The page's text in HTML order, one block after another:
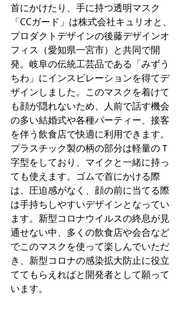
首にかけたり、手に持つ透明マスク
「CCガード」は株式会社キュリオと、
プロダクトデザインの後藤デザインオ
フィス（愛知県⼀宮市）と共同で開
発。岐阜の伝統工芸品である「みずう
ちわ」にインスピレーションを得てデ
ザインしました。このマスクを着けて
も顔が隠れないため、人前で話す機会
の多い結婚式や各種パーティー、接客
を伴う飲食店で快適に利用できます。
プラスチック製の柄の部分は軽量のＴ
字型をしており、マイクと一緒に持っ
ても使えます。ゴムで首にかける際
は、圧迫感がなく、顔の前に当てる際
は手持ちしやすいデザインとなってい
ます。新型コロナウイルスの終息が見
通せない中、多くの飲食店や会合など
でこのマスクを使って楽しんでいただ
き、新型コロナの感染拡大防止に役立
ててもらえればと開発者として願って
います。